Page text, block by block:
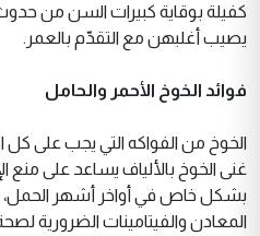
كفيلة بوقاية كبيرات السن من
يصيب أغلبهن مع التقدّم بالعمر.
فوائد الخوخ الأحمر والحامل
الخوخ من الفواكه التي يجب على كل
غنى الخوخ بالألياف يساعد على
بشكل خاص في أواخر أشهر الحمل،
المعادن والفيتامينات الضرورية